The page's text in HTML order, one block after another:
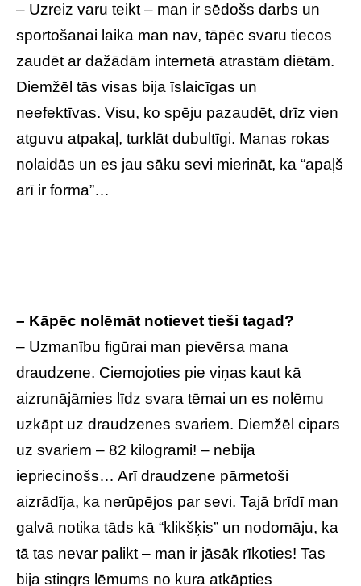
– Uzreiz varu teikt – man ir sēdošs darbs un
sportošanai laika man nav, tāpēc svaru tiecos
zaudēt ar dažādām internetā atrastām diētām.
Diemžēl tās visas bija īslaicīgas un
neefektīvas. Visu, ko spēju pazaudēt, drīz vien
atguvu atpakaļ, turklāt dubultīgi. Manas rokas
nolaidās un es jau sāku sevi mierināt, ka “apaļš
arī ir forma”…
– Kāpēc nolēmāt notievet tieši tagad?
– Uzmanību figūrai man pievērsa mana
draudzene. Ciemojoties pie viņas kaut kā
aizrunājāmies līdz svara tēmai un es nolēmu
uzkāpt uz draudzenes svariem. Diemžēl cipars
uz svariem – 82 kilogrami! – nebija
iepriecinošs… Arī draudzene pārmetoši
aizrādīja, ka nerūpējos par sevi. Tajā brīdī man
galvā notika tāds kā “klikšķis” un nodomāju, ka
tā tas nevar palikt – man ir jāsāk rīkoties! Tas
bija stingrs lēmums no kura atkāpties